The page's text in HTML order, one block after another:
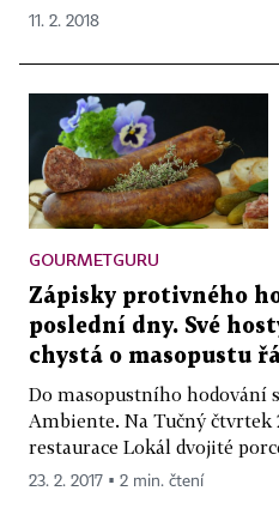
11. 2. 2018
GOURMETGURU
Zápisky protivného
poslední dny. Své
chystá o masopustu
Do masopustního hodování
Ambiente. Na Tučný čtvrtek
restaurace Lokál dvojité
23. 2. 2017 ▪ 2 min. čtení